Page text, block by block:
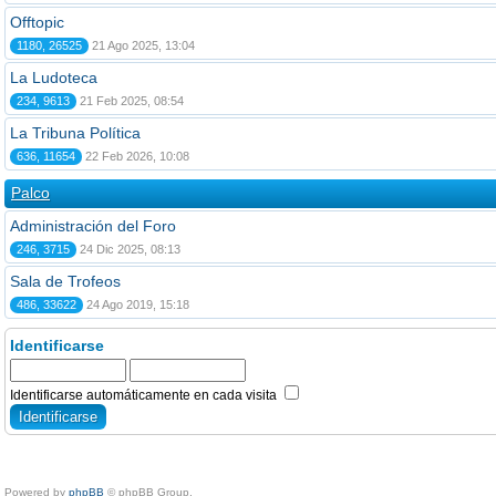
Offtopic
1180, 26525 21 Ago 2025, 13:04
La Ludoteca
234, 9613 21 Feb 2025, 08:54
La Tribuna Política
636, 11654 22 Feb 2026, 10:08
Palco
Administración del Foro
246, 3715 24 Dic 2025, 08:13
Sala de Trofeos
486, 33622 24 Ago 2019, 15:18
Identificarse
Identificarse automáticamente en cada visita
Powered by phpBB © phpBB Group.